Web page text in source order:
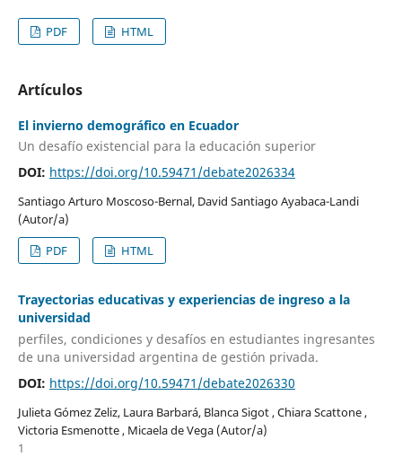
PDF HTML
Artículos
El invierno demográfico en Ecuador
Un desafío existencial para la educación superior
DOI: https://doi.org/10.59471/debate2026334
Santiago Arturo Moscoso-Bernal, David Santiago Ayabaca-Landi
(Autor/a)
PDF
HTML
Trayectorias educativas y experiencias de ingreso a la
universidad
perfiles, condiciones y desafíos en estudiantes ingresantes
de una universidad argentina de gestión privada.
DOI: https://doi.org/10.59471/debate2026330
Julieta Gómez Zeliz, Laura Barbará, Blanca Sigot , Chiara Scattone ,
Victoria Esmenotte , Micaela de Vega (Autor/a)
1